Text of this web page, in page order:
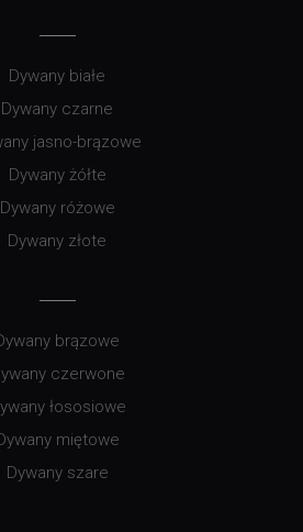
Dywany białe
Dywany czarne
jasno-brązowe
Dywany żółte
Dywany różowe
Dywany złote
brązowe
czerwone
łososiowe
miętowe
Dywany szare